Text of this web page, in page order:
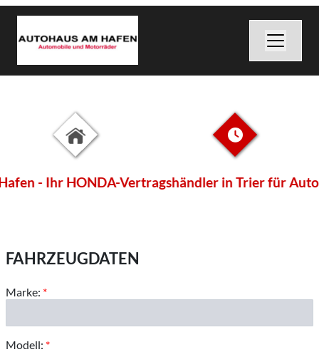
- Ihr HONDA-Vertragshändler in Trier für Auto
FAHRZEUGDATEN
Marke: *
Modell: *